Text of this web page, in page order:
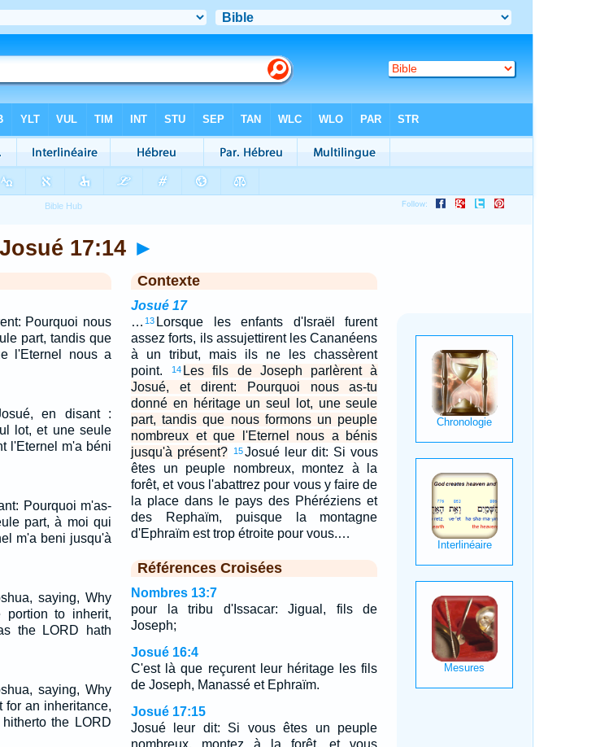
Josué 17:14 ►
Pourquoi nous
part, tandis que
l'Eternel nous a
en disant :
lot, et une seule
l'Eternel m'a béni
Pourquoi m'as-
part, à moi qui
m'a beni jusqu'à
saying, Why
to inherit,
the LORD hath
saying, Why
for an inheritance,
the LORD
Contexte
Josué 17
… 13 Lorsque les enfants d'Israël furent
assez forts, ils assujettirent les Cananéens
à un tribut, mais ils ne les chassèrent
point.
14 Les fils de Joseph parlèrent à
Josué, et dirent: Pourquoi nous as-tu
donné en héritage un seul lot, une seule
part, tandis que nous formons un peuple
nombreux et que l'Eternel nous a bénis
jusqu'à présent?
15Josué leur dit: Si vous
êtes un peuple nombreux, montez à la
forêt, et vous l'abattrez pour vous y faire de
la place dans le pays des Phéréziens et
des Rephaïm, puisque la montagne
d'Ephraïm est trop étroite pour vous.…
Références Croisées
Nombres 13:7
pour la tribu d'Issacar: Jigual, fils de
Joseph;
Josué 16:4
C'est là que reçurent leur héritage les fils
de Joseph, Manassé et Ephraïm.
Josué 17:15
Josué leur dit: Si vous êtes un peuple
nombreux, montez à la forêt, et vous